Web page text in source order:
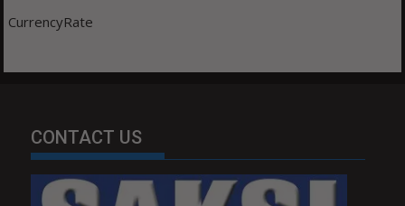
CurrencyRate
CONTACT US